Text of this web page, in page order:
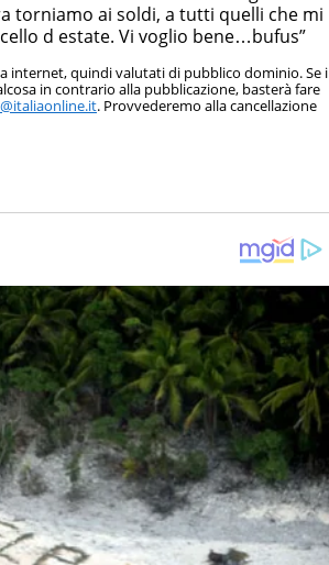
torniamo ai soldi, a tutti quelli che mi
d estate. Vi voglio bene…bufus”
internet, quindi valutati di pubblico dominio. Se i
in contrario alla pubblicazione, basterà fare
. Provvederemo alla cancellazione